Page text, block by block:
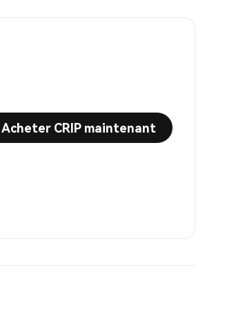
Acheter CRIP maintenant